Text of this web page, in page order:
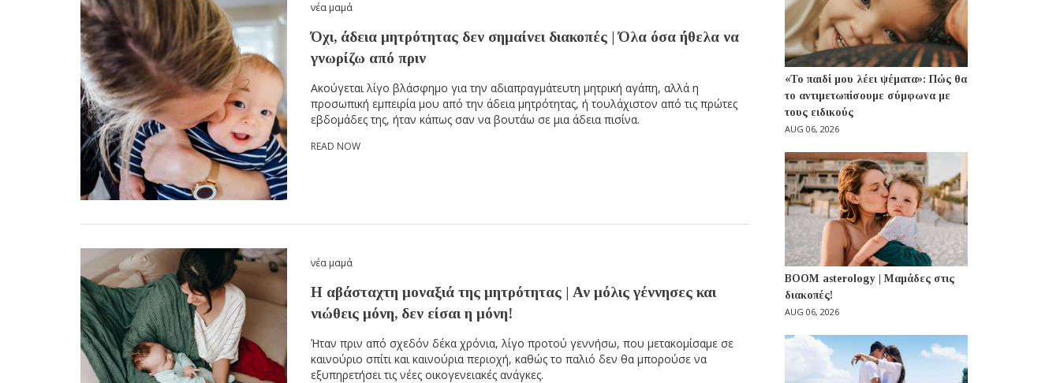
νέα μαμά
Όχι, άδεια μητρότητας δεν σημαίνει διακοπές | Όλα όσα ήθελα να
γνωρίζω από πριν
Ακούγεται λίγο βλάσφημο για την αδιαπραγμάτευτη μητρική αγάπη, αλλά η
προσωπική εμπειρία μου από την άδεια μητρότητας, ή τουλάχιστον από τις πρώτες
εβδομάδες της, ήταν κάπως σαν να βουτάω σε μια άδεια πισίνα.
READ NOW
νέα μαμά
Η αβάσταχτη μοναξιά της μητρότητας | Αν μόλις γέννησες και
νιώθεις μόνη, δεν είσαι η μόνη!
Ήταν πριν από σχεδόν δέκα χρόνια, λίγο προτού γεννήσω, που μετακομίσαμε σε
καινούριο σπίτι και καινούρια περιοχή, καθώς το παλιό δεν θα μπορούσε να
εξυπηρετήσει τις νέες οικογενειακές ανάγκες.
«Το παιδί μου λέει ψέματα»: Πώς θα
το αντιμετωπίσουμε σύμφωνα με
τους ειδικούς
AUG 06, 2026
BOOM asterology | Μαμάδες στις
διακοπές!
AUG 06, 2026